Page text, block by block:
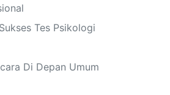
Tes Psikologi
Di Depan Umum